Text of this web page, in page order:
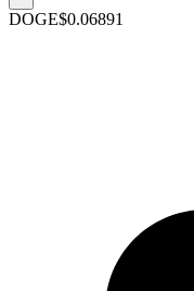
DOGE$0.06891